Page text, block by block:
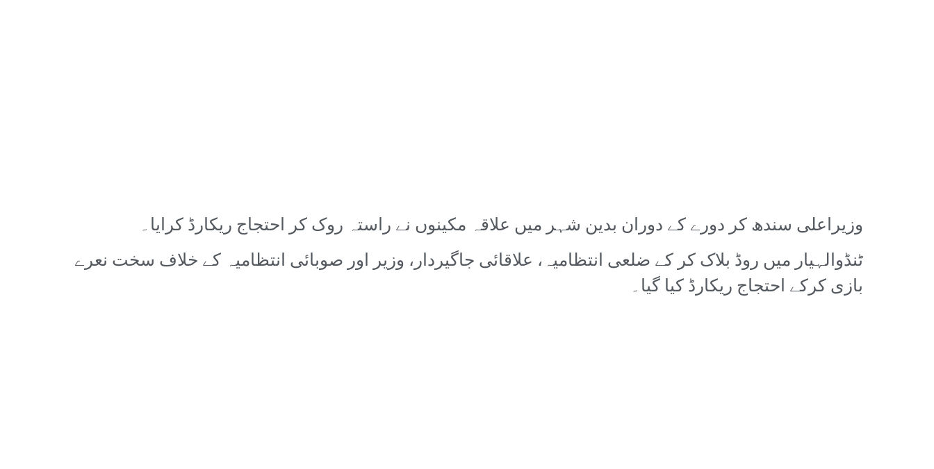
وزیراعلی سندھ کر دورے کے دوران بدین شہر میں علاقہ مکینوں نے راستہ روک کر احتجاج ریکارڈ کرایا۔
ٹنڈوالہیار میں روڈ بلاک کر کے ضلعی انتظامیہ، علاقائی جاگیردار، وزیر اور صوبائی انتظامیہ کے خلاف سخت نعرے
بازی کرکے احتجاج ریکارڈ کیا گیا۔